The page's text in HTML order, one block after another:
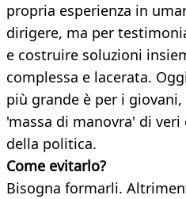
propria esperienza in
dirigere, ma per
e costruire soluzioni
complessa e lacerata.
più grande è per i
'massa di manovra' di
della politica.
Come evitarlo?
Bisogna formarli.